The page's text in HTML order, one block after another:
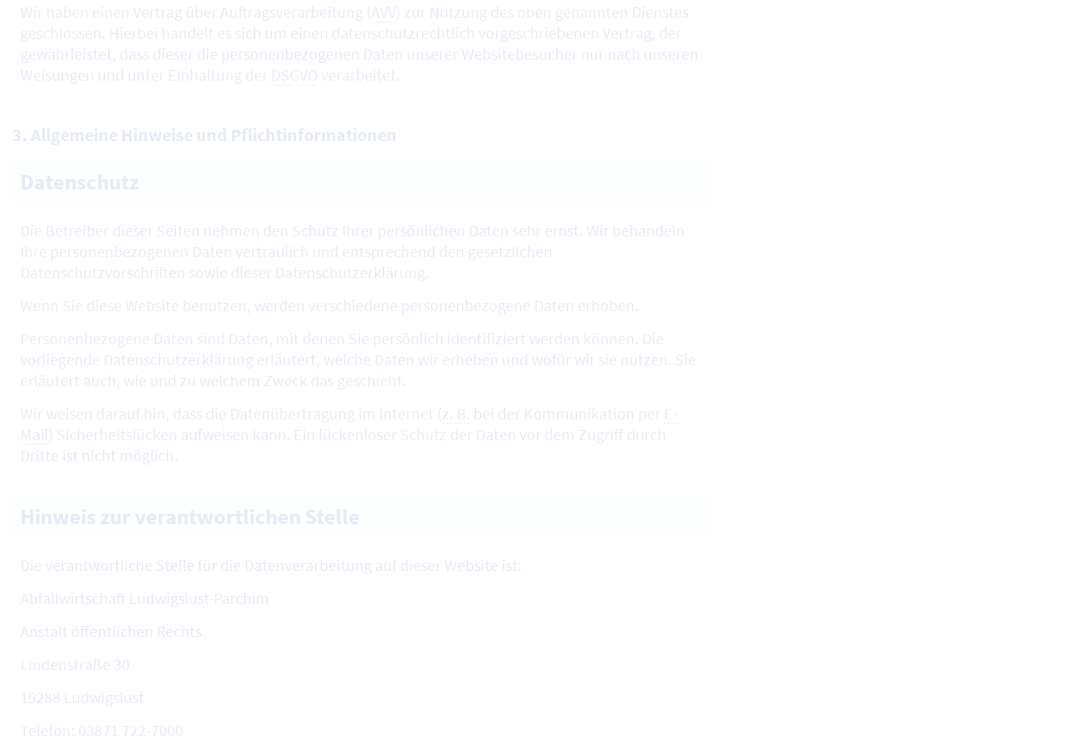
Wir haben einen Vertrag über Auftragsverarbeitung (AVV) zur Nutzung des oben genannten Dienstes
geschlossen. Hierbei handelt es sich um einen datenschutzrechtlich vorgeschriebenen Vertrag, der
gewährleistet, dass dieser die personenbezogenen Daten unserer Websitebesucher nur nach unseren
Weisungen und unter Einhaltung der DSGVO verarbeitet.
3. Allgemeine Hinweise und Pflichtinformationen
Die Betreiber dieser Seiten nehmen den Schutz Ihrer persönlichen Daten sehr ernst. Wir behandeln
Ihre personenbezogenen Daten vertraulich und entsprechend den gesetzlichen
Datenschutzvorschriften sowie dieser Datenschutzerklärung.
Wenn Sie diese Website benutzen, werden verschiedene personenbezogene Daten erhoben.
Personenbezogene Daten sind Daten, mit denen Sie persönlich identifiziert werden können. Die
vorliegende Datenschutzerklärung erläutert, welche Daten wir erheben und wofür wir sie nutzen. Sie
erläutert auch, wie und zu welchem Zweck das geschieht.
Wir weisen darauf hin, dass die Datenübertragung im Internet (z. B. bei der Kommunikation per E-
Mail) Sicherheitslücken aufweisen kann. Ein lückenloser Schutz der Daten vor dem Zugriff durch
Dritte ist nicht möglich.
Die verantwortliche Stelle für die Datenverarbeitung auf dieser Website ist:
Abfallwirtschaft Ludwigslust-Parchim
Anstalt öffentlichen Rechts
Lindenstraße 30
19288 Ludwigslust
Telefon: 03871 722-7000